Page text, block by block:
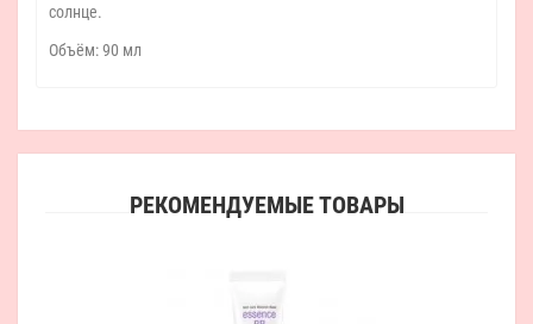
солнце.
Объём: 90 мл
РЕКОМЕНДУЕМЫЕ ТОВАРЫ